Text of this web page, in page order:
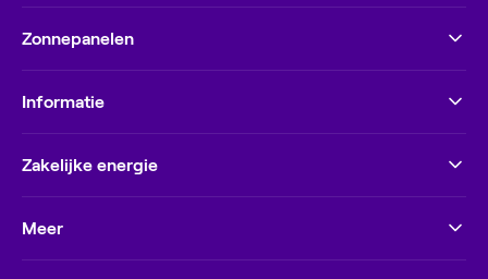
Zonnepanelen
Informatie
Zakelijke energie
Meer